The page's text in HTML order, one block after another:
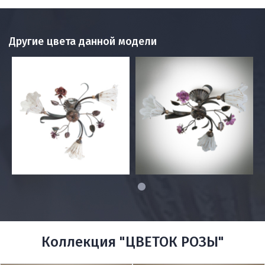
Другие цвета данной модели
1
Коллекция "ЦВЕТОК РОЗЫ"